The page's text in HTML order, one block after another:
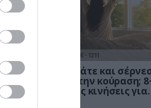
να
01.08.2026 12:11
Ξυπνάτε και
από την κούραση;
απλές κινήσεις για